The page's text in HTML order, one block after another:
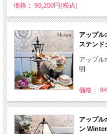
価格： 90,200円(税込)
アップル
ステンド
アップル
明
価格：
アップル
ン